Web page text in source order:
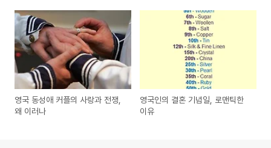
영국 동성애 커플의 사랑과 전쟁,
왜 이러나
영국인의 결혼 기념일, 로맨틱한
이유